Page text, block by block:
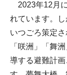
2023年12月
れています。
いつごろ策定
「咲洲」「舞
導する避難計